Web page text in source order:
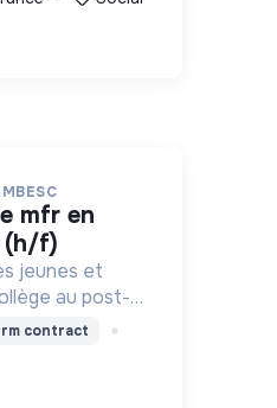
(h/f)
jeunes et
au post-
l'agriculture
la transition
contract